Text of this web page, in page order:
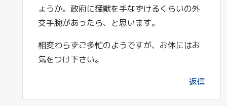
ょうか。政府に猛獣を手なずけるくらいの外
交手腕があったら、と思います。
相変わらずご多忙のようですが、お体にはお
気をつけ下さい。
返信